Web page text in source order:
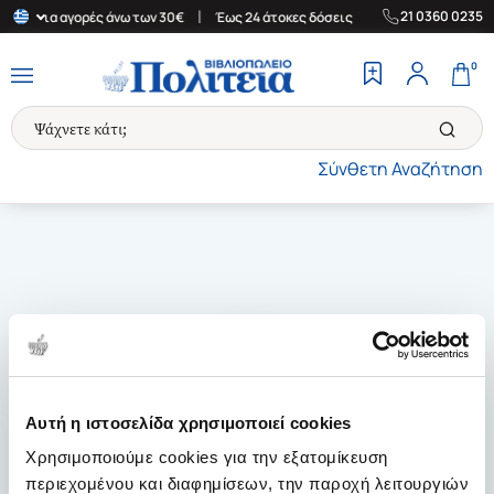
Αυτή η ιστοσελίδα χρησιμοποιεί cookies
Χρησιμοποιούμε cookies για την εξατομίκευση
περιεχομένου και διαφημίσεων, την παροχή λειτουργιών
για αγορές άνω των 30€ Έως 24 άτοκες δόσεις | Δωρεάν
21 0360 0235
Σύνθετη Αναζήτηση
0